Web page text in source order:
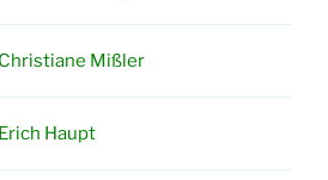
Christiane Mißler
Erich Haupt